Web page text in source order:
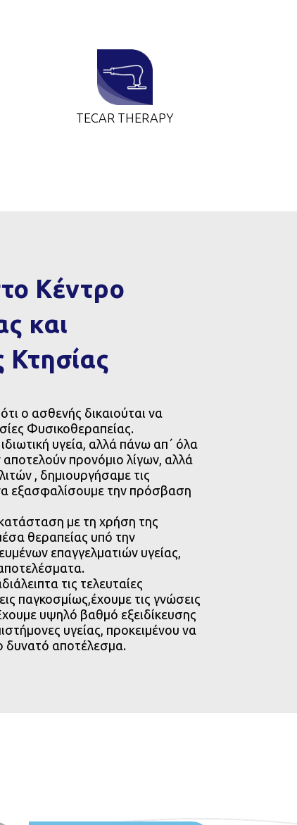
TECAR THERAPY
Κέντρο
και
ο ασθενής δικαιούται να
Φυσικοθεραπείας.
υγεία, αλλά πάνω απ΄ όλα
αποτελούν προνόμιο λίγων, αλλά
, δημιουργήσαμε τις
εξασφαλίσουμε την πρόσβαση
με τη χρήση της
θεραπείας υπό την
επαγγελματιών υγείας,
τις τελευταίες
παγκοσμίως,έχουμε τις γνώσεις
υψηλό βαθμό εξειδίκευσης
υγείας, προκειμένου να
δυνατό αποτέλεσμα.